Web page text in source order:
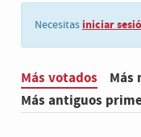
Necesitas iniciar
Más votados
Más
Más antiguos